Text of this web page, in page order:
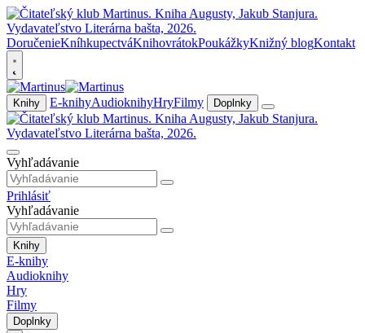
DoručenieKníhkupectváKnihovrátokPoukážkyKnižný blogKontakt
Knihy E-knihyAudioknihyHryFilmy Doplnky
Vyhľadávanie
Prihlásiť
Vyhľadávanie
Knihy
E-knihy
Audioknihy
Hry
Filmy
Doplnky